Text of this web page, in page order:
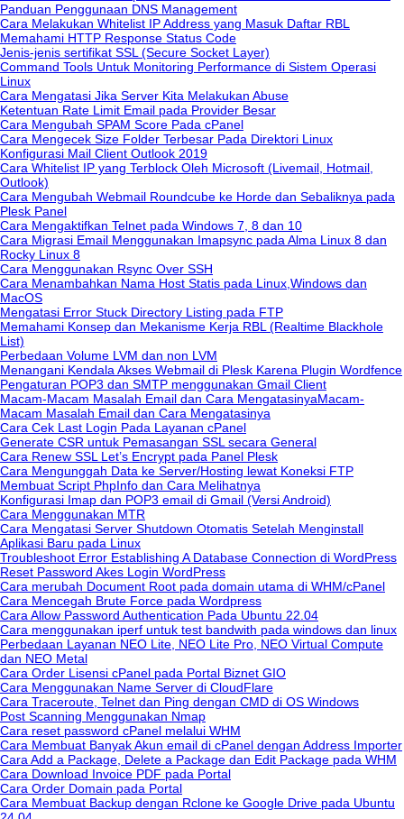
Panduan Penggunaan DNS Management
Cara Melakukan Whitelist IP Address yang Masuk Daftar RBL
Memahami HTTP Response Status Code
Jenis-jenis sertifikat SSL (Secure Socket Layer)
Command Tools Untuk Monitoring Performance di Sistem Operasi
Linux
Cara Mengatasi Jika Server Kita Melakukan Abuse
Ketentuan Rate Limit Email pada Provider Besar
Cara Mengubah SPAM Score Pada cPanel
Cara Mengecek Size Folder Terbesar Pada Direktori Linux
Konfigurasi Mail Client Outlook 2019
Cara Whitelist IP yang Terblock Oleh Microsoft (Livemail, Hotmail,
Outlook)
Cara Mengubah Webmail Roundcube ke Horde dan Sebaliknya pada
Plesk Panel
Cara Mengaktifkan Telnet pada Windows 7, 8 dan 10
Cara Migrasi Email Menggunakan Imapsync pada Alma Linux 8 dan
Rocky Linux 8
Cara Menggunakan Rsync Over SSH
Cara Menambahkan Nama Host Statis pada Linux,Windows dan
MacOS
Mengatasi Error Stuck Directory Listing pada FTP
Memahami Konsep dan Mekanisme Kerja RBL (Realtime Blackhole
List)
Perbedaan Volume LVM dan non LVM
Menangani Kendala Akses Webmail di Plesk Karena Plugin Wordfence
Pengaturan POP3 dan SMTP menggunakan Gmail Client
Macam-Macam Masalah Email dan Cara MengatasinyaMacam-
Macam Masalah Email dan Cara Mengatasinya
Cara Cek Last Login Pada Layanan cPanel
Generate CSR untuk Pemasangan SSL secara General
Cara Renew SSL Let’s Encrypt pada Panel Plesk
Cara Mengunggah Data ke Server/Hosting lewat Koneksi FTP
Membuat Script PhpInfo dan Cara Melihatnya
Konfigurasi Imap dan POP3 email di Gmail (Versi Android)
Cara Menggunakan MTR
Cara Mengatasi Server Shutdown Otomatis Setelah Menginstall
Aplikasi Baru pada Linux
Troubleshoot Error Establishing A Database Connection di WordPress
Reset Password Akes Login WordPress
Cara merubah Document Root pada domain utama di WHM/cPanel
Cara Mencegah Brute Force pada Wordpress
Cara Allow Password Authentication Pada Ubuntu 22.04
Cara menggunakan iperf untuk test bandwith pada windows dan linux
Perbedaan Layanan NEO Lite, NEO Lite Pro, NEO Virtual Compute
dan NEO Metal
Cara Order Lisensi cPanel pada Portal Biznet GIO
Cara Menggunakan Name Server di CloudFlare
Cara Traceroute, Telnet dan Ping dengan CMD di OS Windows
Post Scanning Menggunakan Nmap
Cara reset password cPanel melalui WHM
Cara Membuat Banyak Akun email di cPanel dengan Address Importer
Cara Add a Package, Delete a Package dan Edit Package pada WHM
Cara Download Invoice PDF pada Portal
Cara Order Domain pada Portal
Cara Membuat Backup dengan Rclone ke Google Drive pada Ubuntu